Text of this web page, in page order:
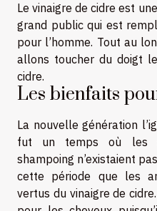
Le vinaigre de cidre est
grand public qui est
pour l’homme. Tout au
allons toucher du doigt
cidre.
Les bienfaits
La nouvelle génération
fut un temps où les
shampoing n’existaient
cette période que les
vertus du vinaigre de